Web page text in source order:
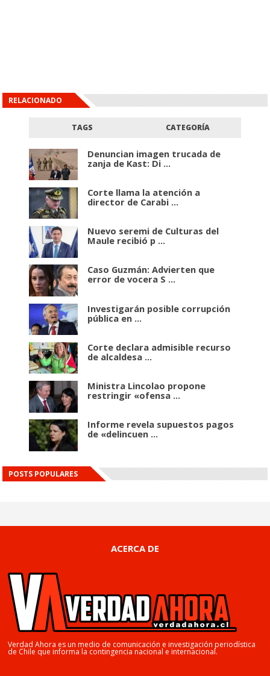
RELACIONADO
TAGS CATEGORÍA
Denuncian imagen trucada de
zanja de Kast: Di ...
Corte llama la atención a
director de Carabi ...
Nuevo seremi de Culturas del
Maule recibió p ...
Caso Guzmán: Advierten que
error de vocera S ...
Investigarán posible corrupción
pública en ...
Corte declara admisible recurso
de alcaldesa ...
Ministra Lincolao propone
restringir «ofensa ...
Informe revela supuestos pagos
de «delincuen ...
POSTS POPULARES
ACERCA DE
Verdad Ahora es un medio de comunicación e investigación periodística
de Chile que informa la contingencia nacional e internacional.